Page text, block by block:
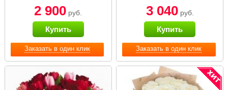
Заказать в один клик
2 900 руб.
Купить
Заказать в один клик
3 040руб.
Купить